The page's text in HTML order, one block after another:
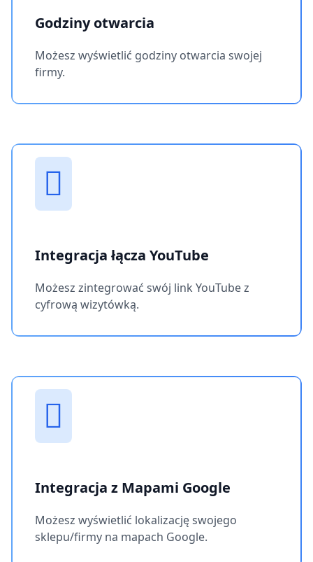
Godziny otwarcia
Możesz wyświetlić godziny otwarcia swojej
firmy.
Integracja łącza YouTube
Możesz zintegrować swój link YouTube z
cyfrową wizytówką.
Integracja z Mapami Google
Możesz wyświetlić lokalizację swojego
sklepu/firmy na mapach Google.